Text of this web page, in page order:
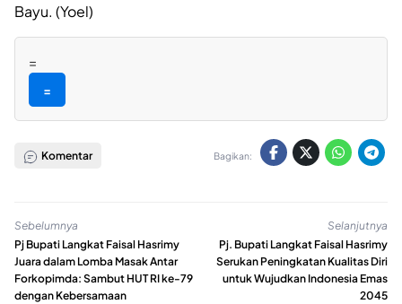
Bayu. (Yoel)
=
=
Komentar Bagikan:
Sebelumnya
Pj Bupati Langkat Faisal Hasrimy
Juara dalam Lomba Masak Antar
Forkopimda: Sambut HUT RI ke-79
dengan Kebersamaan
Selanjutnya
Pj. Bupati Langkat Faisal Hasrimy
Serukan Peningkatan Kualitas Diri
untuk Wujudkan Indonesia Emas
2045